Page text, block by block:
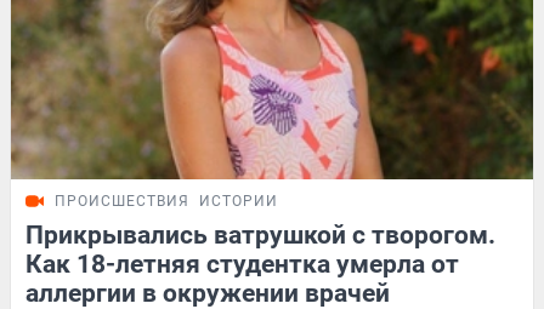
ПРОИСШЕСТВИЯ ИСТОРИИ
Прикрывались ватрушкой с творогом.
Как 18-летняя студентка умерла от
аллергии в окружении врачей